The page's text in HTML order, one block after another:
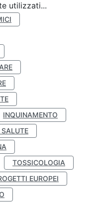
utilizzati...
INQUINAMENTO
TOSSICOLOGIA
EUROPEI